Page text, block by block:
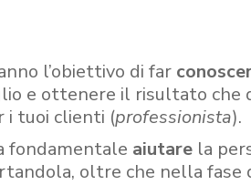
l’obiettivo di far
e ottenere il risultato che
i tuoi clienti (professionista).
fondamentale aiutare la
oltre che nella fase